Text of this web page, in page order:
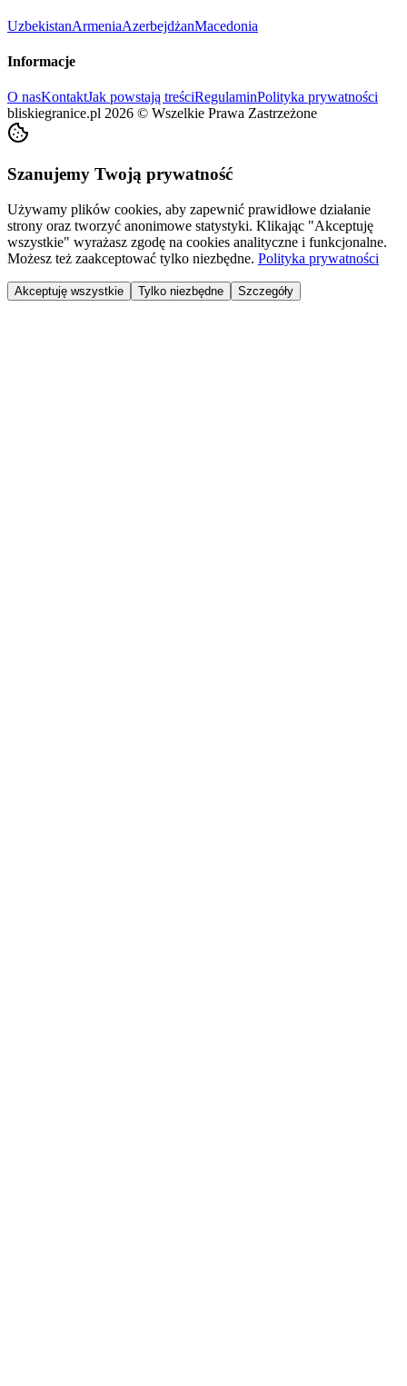
UzbekistanArmeniaAzerbejdżanMacedonia
Informacje
O nasKontaktJak powstają treściRegulaminPolityka prywatności
bliskiegranice.pl 2026 © Wszelkie Prawa Zastrzeżone
Szanujemy Twoją prywatność
Używamy plików cookies, aby zapewnić prawidłowe działanie
strony oraz tworzyć anonimowe statystyki. Klikając "Akceptuję
wszystkie" wyrażasz zgodę na cookies analityczne i funkcjonalne.
Możesz też zaakceptować tylko niezbędne. Polityka prywatności
Akceptuję wszystkie Tylko niezbędne Szczegóły